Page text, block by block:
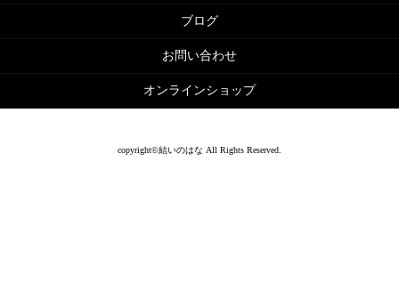
ブログ
お問い合わせ
オンラインショップ
copyright©結いのはな All Rights Reserved.